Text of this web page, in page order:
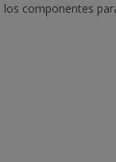
componentes